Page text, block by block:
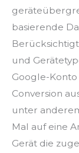
basierende
und
Google-
Conversion
unter
Mal auf eine
Gerät die